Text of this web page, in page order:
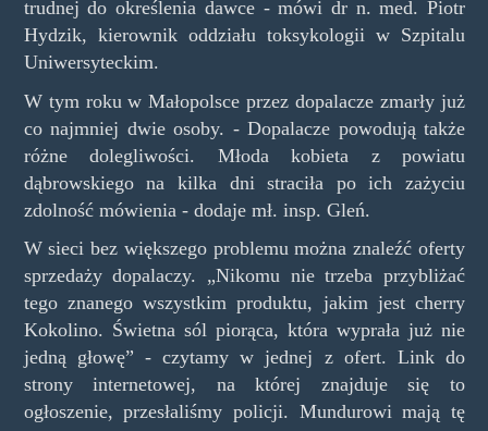
trudnej do określenia dawce - mówi dr n. med. Piotr
Hydzik, kierownik oddziału toksykologii w Szpitalu
Uniwersyteckim.
W tym roku w Małopolsce przez dopalacze zmarły już
co najmniej dwie osoby. - Dopalacze powodują także
różne dolegliwości. Młoda kobieta z powiatu
dąbrowskiego na kilka dni straciła po ich zażyciu
zdolność mówienia - dodaje mł. insp. Gleń.
W sieci bez większego problemu można znaleźć oferty
sprzedaży dopalaczy. „Nikomu nie trzeba przybliżać
tego znanego wszystkim produktu, jakim jest cherry
Kokolino. Świetna sól piorąca, która wyprała już nie
jedną głowę” - czytamy w jednej z ofert. Link do
strony internetowej, na której znajduje się to
ogłoszenie, przesłaliśmy policji. Mundurowi mają tę